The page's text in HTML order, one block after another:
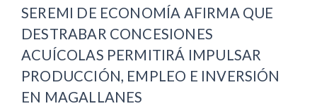
SEREMI DE ECONOMÍA AFIRMA QUE
DESTRABAR CONCESIONES
ACUÍCOLAS PERMITIRÁ IMPULSAR
PRODUCCIÓN, EMPLEO E INVERSIÓN
EN MAGALLANES